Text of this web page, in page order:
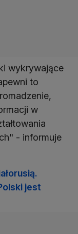
wykrywające
to
w
- informuje
jest